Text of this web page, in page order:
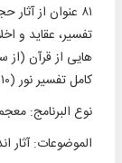
۸۱ عنوان از
تفسیر، عقاید و
کامل تفسیر نور (۱۰ جلد)، كتب منتشر شده (۴۰ عنوان) و ...
نوع البرنامج:
الموضوعات:آثار